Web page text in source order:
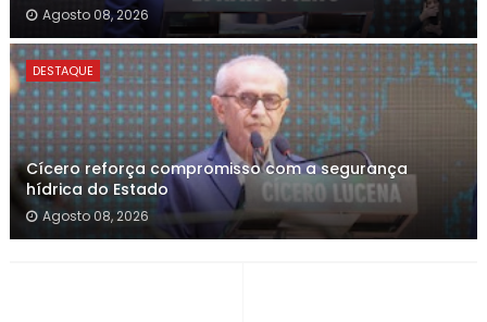
Agosto 08, 2026
DESTAQUE
Cícero reforça compromisso com a segurança
hídrica do Estado
Agosto 08, 2026